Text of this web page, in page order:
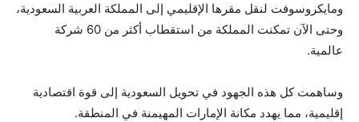
ومايكروسوفت لنقل مقرها الإقليمي إلى المملكة العربية السعودية،
وحتى الآن تمكنت المملكة من استقطاب أكثر من 60 شركة
عالمية.
وساهمت كل هذه الجهود في تحويل السعودية إلى قوة اقتصادية
إقليمية، مما يهدد مكانة الإمارات المهيمنة في المنطقة.